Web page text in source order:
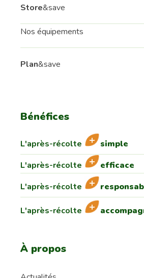
Store&save
Nos équipements
Plan&save
Bénéfices
L'après-récolte
simple
L'après-récolte
efficace
L'après-récolte
L'après-récolte
À propos